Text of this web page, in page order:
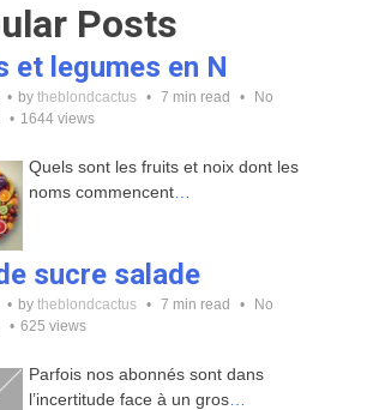
Posts
et legumes en N
by theblondcactus 7 min read
No
1644 views
Quels sont les fruits et noix dont les
noms commencent
sucre salade
by theblondcactus 7 min read
No
625 views
Parfois nos abonnés sont dans
l’incertitude face à un gros